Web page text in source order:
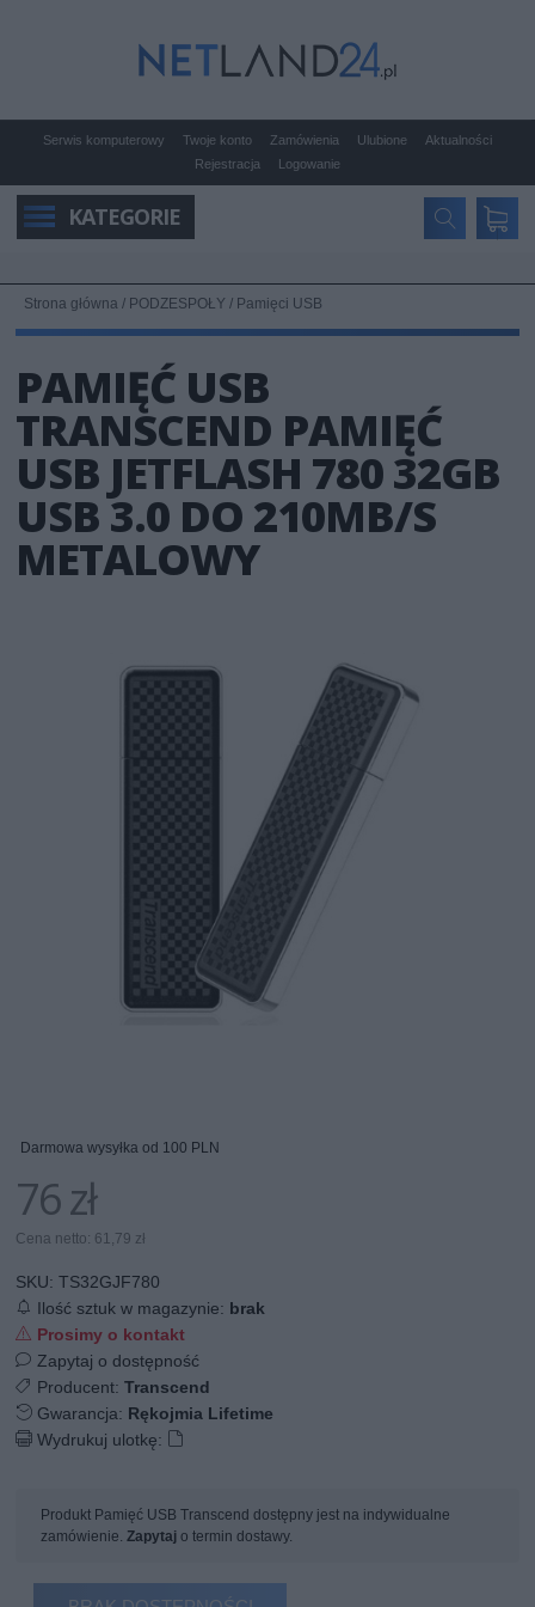
Serwis komputerowy Twoje konto Zamówienia Ulubione
Aktualności
Rejestracja
Logowanie
KATEGORIE
Strona główna / PODZESPOŁY / Pamięci USB
PAMIĘĆ USB
TRANSCEND PAMIĘĆ
USB JETFLASH 780 32GB
USB 3.0 DO 210MB/S
METALOWY
Darmowa wysyłka od 100 PLN
76 zł
Cena netto: 61,79 zł
SKU:TS32GJF780
Ilość sztuk w magazynie: brak
Prosimy o kontakt
Zapytaj o dostępność
Producent:Transcend
Gwarancja: Rękojmia Lifetime
Wydrukuj ulotkę:
Produkt Pamięć USB Transcend dostępny jest na indywidualne
zamówienie.Zapytaj o termin dostawy.